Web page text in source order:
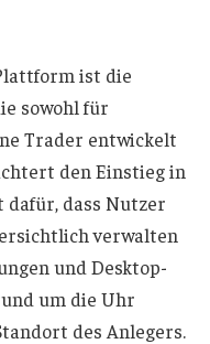
ist die
sowohl für
Trader entwickelt
den Einstieg in
dass Nutzer
verwalten
und Desktop-
um die Uhr
des Anlegers.